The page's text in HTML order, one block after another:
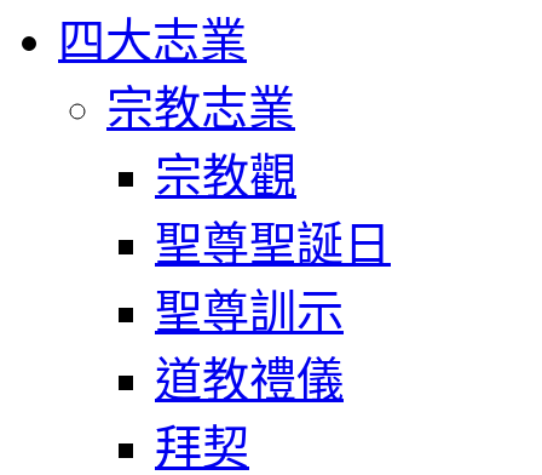
四大志業
宗教志業
宗教觀
聖尊聖誕日
聖尊訓示
道教禮儀
拜契